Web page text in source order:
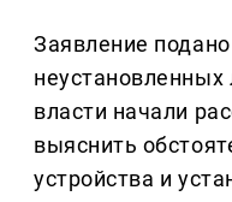
Заявление
власти начали
выяснить
устройства и